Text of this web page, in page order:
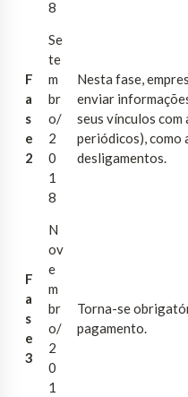
8
F
a
s
e
2
Se
te
m
br
o/
2
0
1
8
Nesta fase,
enviar
seus vínculos com
periódicos), como
desligamentos.
F
a
s
e
3
N
ov
e
m
br
o/
2
0
1
Torna-se
pagamento.